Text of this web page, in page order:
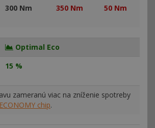
300 Nm 350 Nm 50 Nm
Optimal Eco
15 %
zameranú viac na zníženie spotreby
ECONOMY chip.